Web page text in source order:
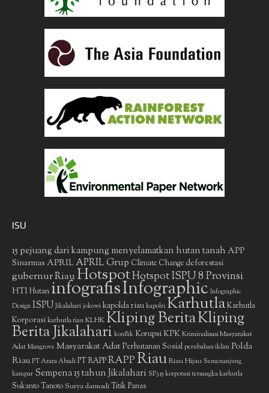
ISU
15 pejuang dari kampung menyelamatkan hutan tanah APP
Sinarmas APRIL APRIL Grup Climate Change deforestasi
gubernur RiauHotspotHotspot ISPU 8 Provinsi
HTIHutan infografisInfographic Infographic
Design ISPU Jikalahari jokowi kapolda riau kapolri KarhutlaKarhutla
Korporasikarhutla riauKLHKKliping BeritaKliping
Berita Jikalahari konflik Korupsi KPKKriminalisasi Masyarakat
Adat Mangrove Masyarakat AdatPerhutanan Sosial perubahan iklim Polda
Riau PT Arara Abadi PT RAPPRAPPRiauRiau Hijau Semenanjung
kampar Sempena 15 tahun Jikalahari SP3 15 korporasi tersangka karhutla
Sukanto Tanoto Surya darmadiTitik Panas